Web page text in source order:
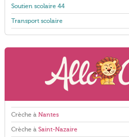
Soutien scolaire 44
Transport scolaire
Crèche à Nantes
Crèche à Saint-Nazaire